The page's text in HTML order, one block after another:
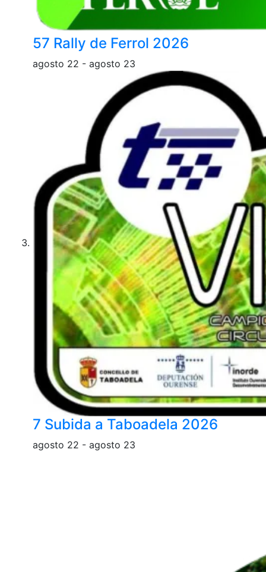
57 Rally de Ferrol 2026
agosto 22 - agosto 23
7 Subida a Taboadela 2026
agosto 22 - agosto 23